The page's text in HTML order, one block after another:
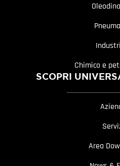
Chimico e
SCOPRI
Area